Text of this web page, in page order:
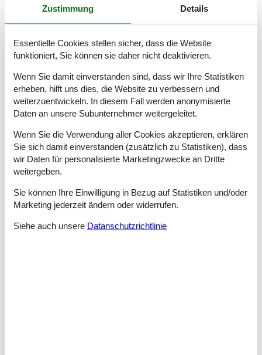
In der Provinz Alicante gibt es uralte Städte, wie die
bezaubernde Hafenstadt Xàbia, die mit engen Gassen und
historischen weiß getünchten Häusern verzaubert. Vor ihr liegt
der Pilgerweg nach Santiago de Compostela.
Pyrenäen. Von den bis zu 3.000 Meter hohen Bergen aus
genießen Sie hervorragende Ausblicke auf Spanien und sogar
auf Frankreich.
Taucher finden vor Tenerife großartige Reviere. Eine besondere
Artenvielfalt vor beeindruckender Kulisse bieten der Gewässer
am Fuß der Los Gigantes-Steilklippen.
Preisgarantie - ferienwohnung mit hund in spanien
Wenn Sie sich entscheiden, die Ferienwohnung bei Vacasol zu
mieten, gilt für Sie selbstverständlich unsere Preisgarantie. Alle
unserer Preisgarantie abgedeckt. Alle Ferienwohnungen, die
Zustimmung Details
Essentielle Cookies stellen sicher, dass die Website
funktioniert, Sie können sie daher nicht deaktivieren.
Wenn Sie damit einverstanden sind, dass wir Ihre Statistiken
erheben, hilft uns dies, die Website zu verbessern und
weiterzuentwickeln. In diesem Fall werden anonymisierte
Daten an unsere Subunternehmer weitergeleitet.
Wenn Sie die Verwendung aller Cookies akzeptieren, erklären
Sie sich damit einverstanden (zusätzlich zu Statistiken), dass
wir Daten für personalisierte Marketingzwecke an Dritte
weitergeben.
Sie können Ihre Einwilligung in Bezug auf Statistiken und/oder
Marketing jederzeit ändern oder widerrufen.
Siehe auch unsere Datanschutzrichtlinie